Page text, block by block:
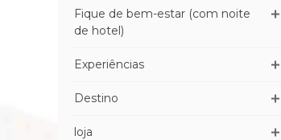
Fique de bem-estar (com noite
de hotel)
Experiências
Destino
loja